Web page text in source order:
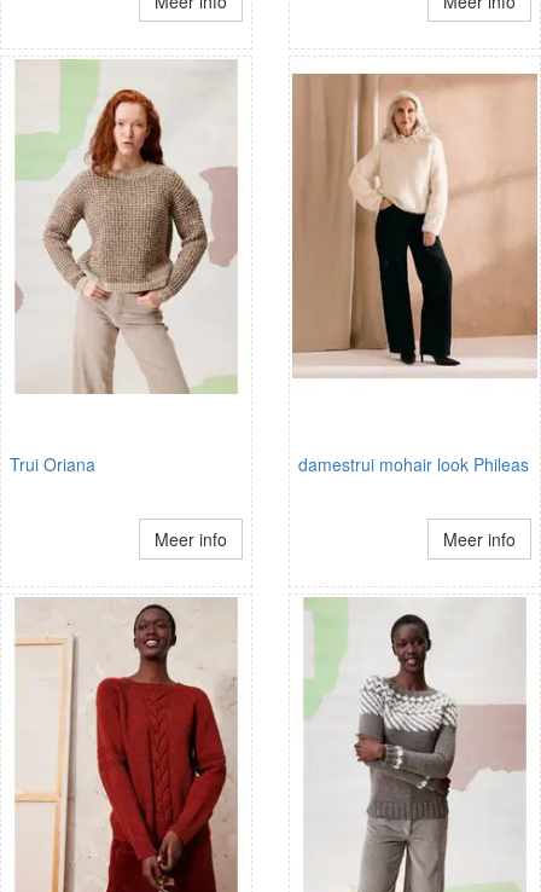
Trui Oriana
Meer info
damestrui mohair look Phileas
Meer info